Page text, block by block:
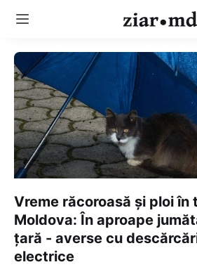
Vreme răcoroasă și ploi în
Moldova: În aproape
țară - averse cu
electrice